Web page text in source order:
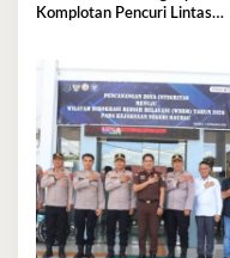
Komplotan Pencuri Lintas